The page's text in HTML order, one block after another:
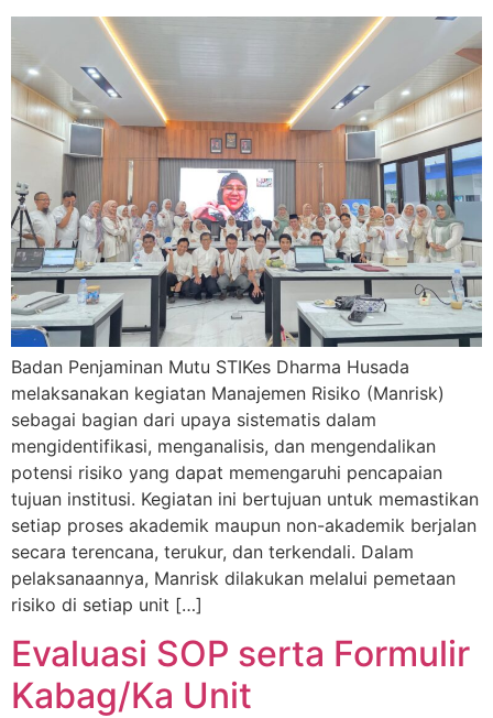
Badan Penjaminan Mutu STIKes Dharma Husada
melaksanakan kegiatan Manajemen Risiko (Manrisk)
sebagai bagian dari upaya sistematis dalam
mengidentifikasi, menganalisis, dan mengendalikan
potensi risiko yang dapat memengaruhi pencapaian
tujuan institusi. Kegiatan ini bertujuan untuk memastikan
setiap proses akademik maupun non-akademik berjalan
secara terencana, terukur, dan terkendali. Dalam
pelaksanaannya, Manrisk dilakukan melalui pemetaan
risiko di setiap unit […]
Evaluasi SOP serta Formulir
Kabag/Ka Unit